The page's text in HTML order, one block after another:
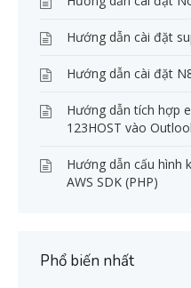
Hướng dẫn cài đặt
Hướng dẫn cài đặt
Hướng dẫn tích hợp
123HOST vào
Hướng dẫn cấu hình
AWS SDK (PHP)
Phổ biến nhất